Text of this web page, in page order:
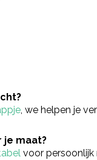
, we helpen je
je maat?
voor persoonlijk